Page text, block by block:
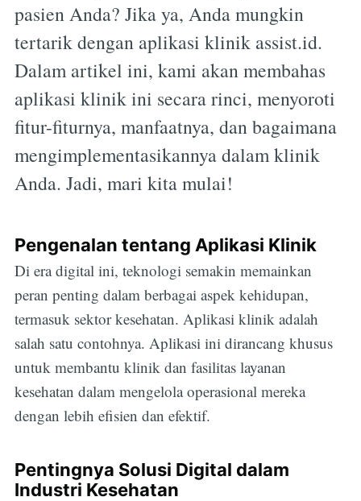
pasien Anda? Jika ya, Anda mungkin
tertarik dengan aplikasi klinik assist.id.
Dalam artikel ini, kami akan membahas
aplikasi klinik ini secara rinci, menyoroti
fitur-fiturnya, manfaatnya, dan bagaimana
mengimplementasikannya dalam klinik
Anda. Jadi, mari kita mulai!
Pengenalan tentang Aplikasi Klinik
Di era digital ini, teknologi semakin memainkan
peran penting dalam berbagai aspek kehidupan,
termasuk sektor kesehatan. Aplikasi klinik adalah
salah satu contohnya. Aplikasi ini dirancang khusus
untuk membantu klinik dan fasilitas layanan
kesehatan dalam mengelola operasional mereka
dengan lebih efisien dan efektif.
Pentingnya Solusi Digital dalam
Industri Kesehatan